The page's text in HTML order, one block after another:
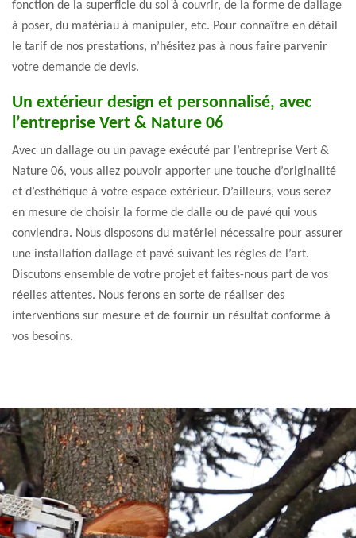
fonction de la superficie du sol à couvrir, de la forme de dallage
à poser, du matériau à manipuler, etc. Pour connaître en détail
le tarif de nos prestations, n’hésitez pas à nous faire parvenir
votre demande de devis.
Un extérieur design et personnalisé, avec
l’entreprise Vert & Nature 06
Avec un dallage ou un pavage exécuté par l’entreprise Vert &
Nature 06, vous allez pouvoir apporter une touche d’originalité
et d’esthétique à votre espace extérieur. D’ailleurs, vous serez
en mesure de choisir la forme de dalle ou de pavé qui vous
conviendra. Nous disposons du matériel nécessaire pour assurer
une installation dallage et pavé suivant les règles de l’art.
Discutons ensemble de votre projet et faites-nous part de vos
réelles attentes. Nous ferons en sorte de réaliser des
interventions sur mesure et de fournir un résultat conforme à
vos besoins.